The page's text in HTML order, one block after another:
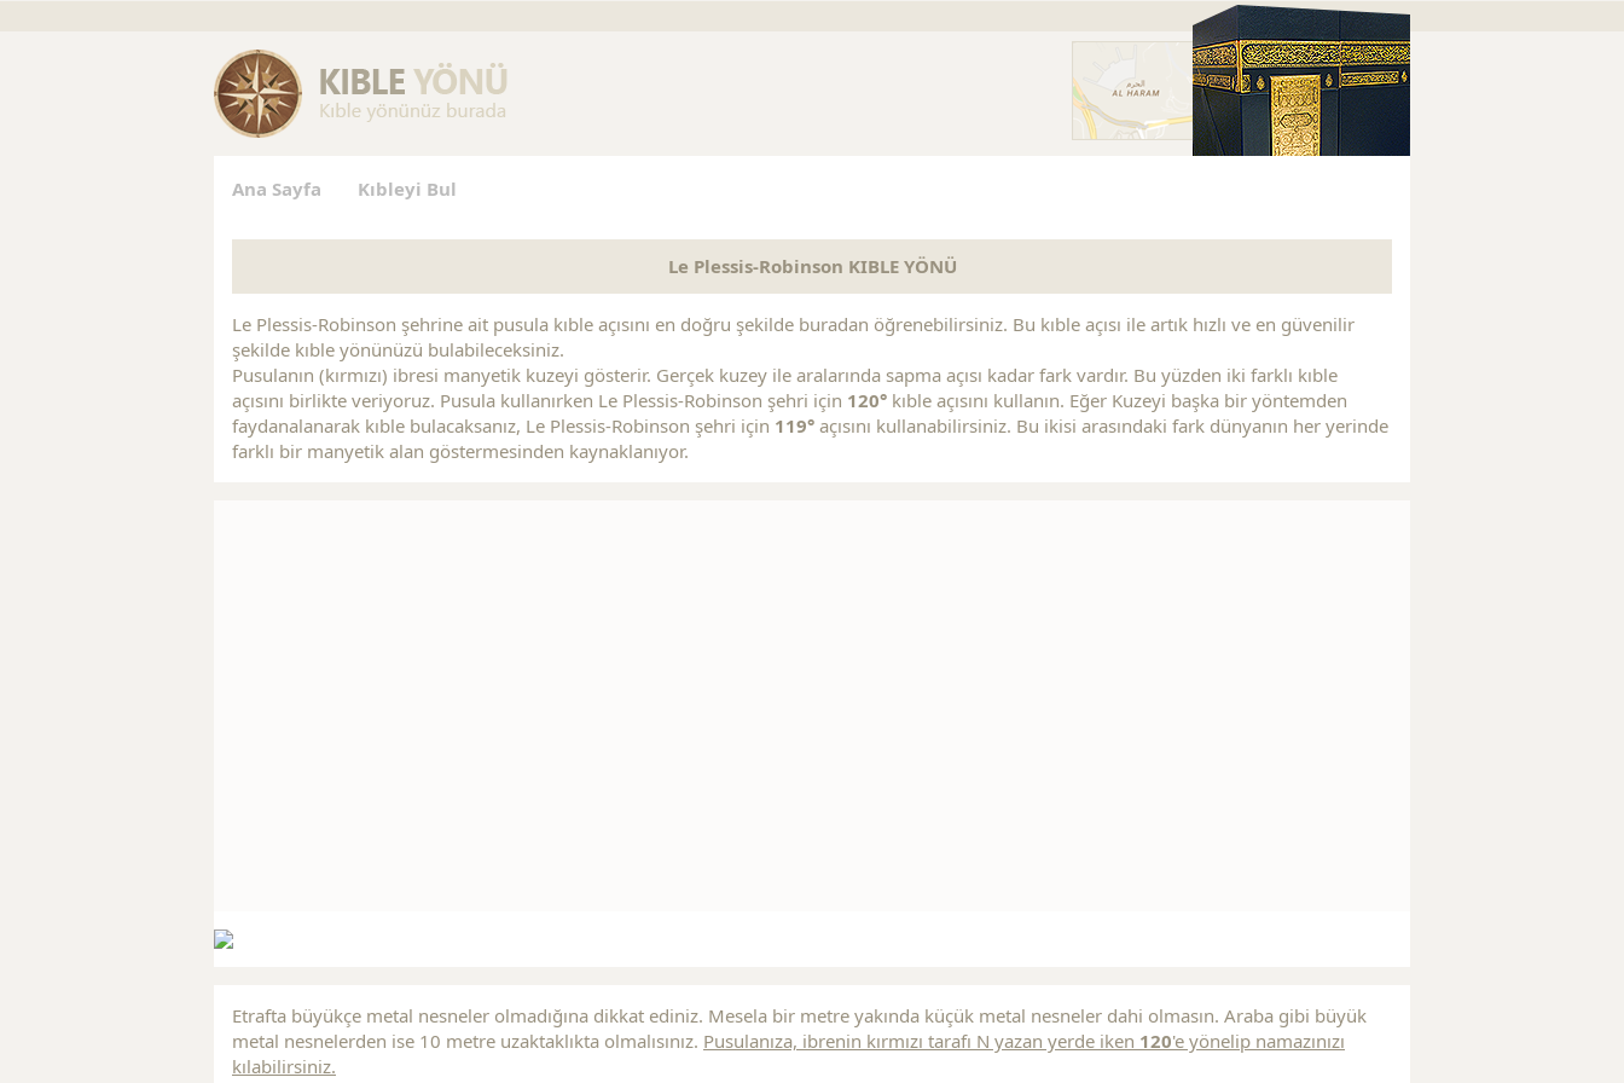
Replica Watches Replica Watches
Ana Sayfa Kıbleyi Bul
Le Plessis-Robinson KIBLE YÖNÜ
Le Plessis-Robinson şehrine ait pusula kıble açısını en doğru şekilde buradan öğrenebilirsiniz. Bu kıble açısı ile artık hızlı ve en güvenilir
şekilde kıble yönünüzü bulabileceksiniz.
Pusulanın (kırmızı) ibresi manyetik kuzeyi gösterir. Gerçek kuzey ile aralarında sapma açısı kadar fark vardır. Bu yüzden iki farklı kıble
açısını birlikte veriyoruz. Pusula kullanırken Le Plessis-Robinson şehri için 120° kıble açısını kullanın. Eğer Kuzeyi başka bir yöntemden
faydanalanarak kıble bulacaksanız, Le Plessis-Robinson şehri için 119° açısını kullanabilirsiniz. Bu ikisi arasındaki fark dünyanın her yerinde
farklı bir manyetik alan göstermesinden kaynaklanıyor.
Etrafta büyükçe metal nesneler olmadığına dikkat ediniz. Mesela bir metre yakında küçük metal nesneler dahi olmasın. Araba gibi büyük
metal nesnelerden ise 10 metre uzaktaklıkta olmalısınız. Pusulanıza, ibrenin kırmızı tarafı N yazan yerde iken 120'e yönelip namazınızı
kılabilirsiniz.